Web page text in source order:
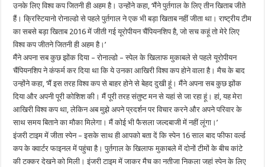
उनके लिए विश्व कप जितनी ही अहम है। उन्होंने कहा, ‘मैंने पुर्तगाल के लिए तीन खिताब जीते
हैं। क्रिस्टियानो रोनाल्डो से पहले पुर्तगाल ने एक भी बड़ा खिताब नहीं जीता था। राष्ट्रीय टीम
का सबसे बड़ा खिताब 2016 में जीती गई यूरोपीयन चैंपियनशिप है, जो सच कहूं तो मेरे लिए
विश्व कप जीतने जितनी ही अहम है।’
मैंने अपना सब कुछ झोंक दिया – रोनाल्डो – स्पेल के खिलाफ मुकाबले से पहले यूरोपीयन
चैंपियनशिप ने कंफर्म कर दिया था कि ये उनका आखिरी विश्व कप होने वाला है। मैच के बाद
उन्होंने कहा, ‘मैं इस तरह विश्व कप से बाहर होने से बेहद दुखी हूं। मैंने अपना सब कुछ झोंक
दिया और अपनी पूरी कोशिश की। मैं पूरी तरह संतुष्ट मन से यहां से जा रहा हूं। हां, यह मेरा
आखिरी विश्व कप था, लेकिन अब मुझे अपने प्रदर्शन पर विचार करने और अपने परिवार के
साथ समय बिताने का मौका मिलेगा। मैं कोई भी फैसला जल्दबाजी में नहीं लूंगा।’
इंजरी टाइम में जीता स्पेन – इसके साथ ही आपको बता दें कि स्पेन 16 साल बाद फीफा वर्ल्ड
कप के क्वार्टर फाइनल में पहुंचा है। पुर्तगाल के खिलाफ मुकाबले में दोनों टीमों के बीच कांटे
की टक्कर देखने को मिली। इंजरी टाइम में जाकर मैच का नतीजा निकला जहां स्पेन के लिए